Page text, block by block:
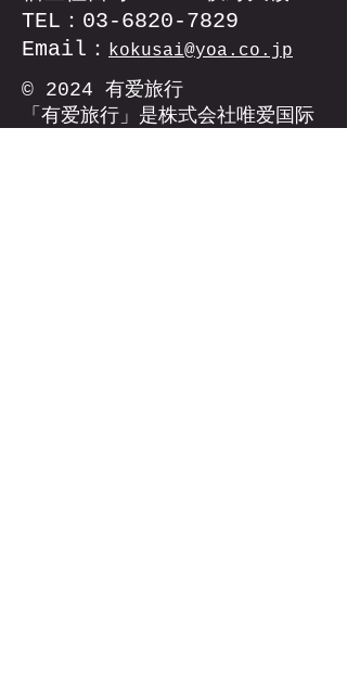
TEL：03-6820-7829
Email： kokusai@yoa.co.jp
© 2024 有爱旅行
「有爱旅行」是株式会社唯爱国际